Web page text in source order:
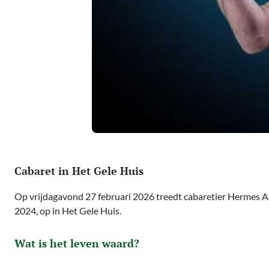
Cabaret in Het Gele Huis
Op vrijdagavond 27 februari 2026 treedt cabaretier Hermes
2024, op in Het Gele Huis.
Wat is het leven waard?